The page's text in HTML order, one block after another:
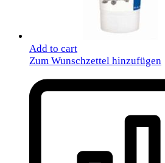
Add to cart
Zum Wunschzettel hinzufügen